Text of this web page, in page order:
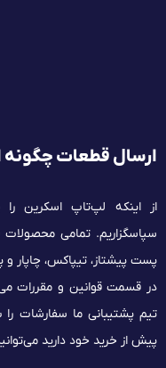
ارسال قطعات
از اینکه لپ‌تاپ اسکرین
سپاسگزاریم. تمامی محصولات
پست پیشتاز، تیپاکس، چاپار
در قسمت قوانین و مقررات
تیم پشتیبانی ما سفارشات را
پیش از خرید خود دارید